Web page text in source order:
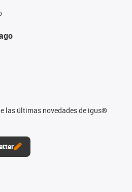
las últimas novedades de igus®